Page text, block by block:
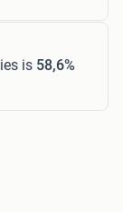
is 58,6%